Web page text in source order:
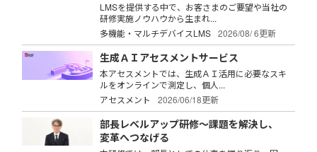
LMSを提供する中で、お客さまのご要望や当社の
研修実施ノウハウから生まれ...
多機能・マルチデバイスLMS
2026/08/ 6更新
生成ＡＩアセスメントサービス
本アセスメントでは、生成ＡＩ活用に必要なスキ
ルをオンラインで測定し、個人...
アセスメント
2026/06/18更新
部長レベルアップ研修～課題を解決し、
変革へつなげる